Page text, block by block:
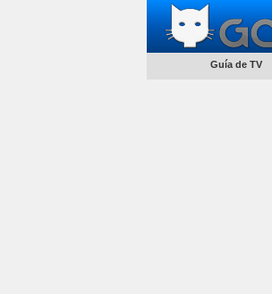
Guía de TV